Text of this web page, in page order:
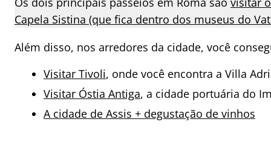
Capela Sistina (que fica dentro dos museus do
Além disso, nos arredores da cidade, você
Visitar Tivoli, onde você encontra a Villa
Visitar Óstia Antiga, a cidade portuária do
A cidade de Assis + degustação de vinhos